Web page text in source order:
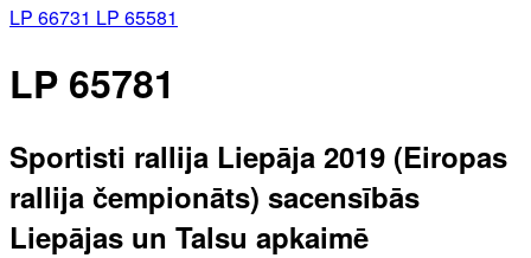
LP 66731 LP 65581
LP 65781
Sportisti rallija Liepāja 2019 (Eiropas
rallija čempionāts) sacensībās
Liepājas un Talsu apkaimē